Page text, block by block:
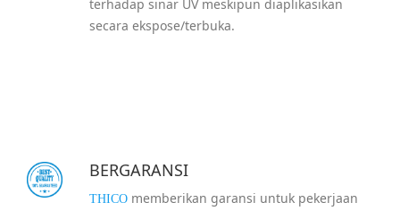
terhadap sinar UV meskipun diaplikasikan
secara ekspose/terbuka.
BERGARANSI
THICOmemberikan garansi untuk pekerjaan